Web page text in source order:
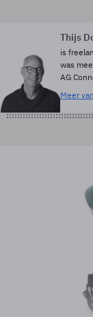
Thijs
is
was
AG
Meer